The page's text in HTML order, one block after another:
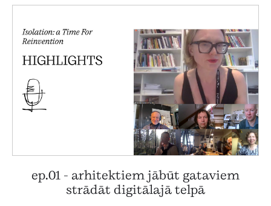
ep.01 - arhitektiem jābūt gataviem
strādāt digitālajā telpā